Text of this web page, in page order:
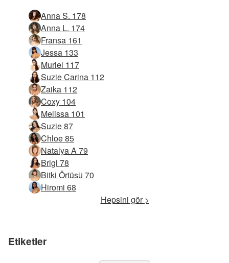
Anna S. 178
Anna L. 174
Fransa 161
Jessa 133
Muriel 117
Suzie Carina 112
Zaika 112
Coxy 104
Melissa 101
Suzie 87
Chloe 85
Natalya A 79
Brigi 78
Bitki Örtüsü 70
Hiromi 68
Hepsini gör >
Etiketler